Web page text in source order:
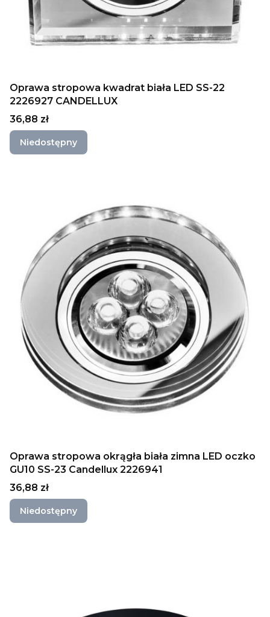
Oprawa stropowa kwadrat biała LED SS-22
2226927 CANDELLUX
Cena
36,88 zł
Niedostępny
Oprawa stropowa okrągła biała zimna LED oczko
GU10 SS-23 Candellux 2226941
Cena
36,88 zł
Niedostępny